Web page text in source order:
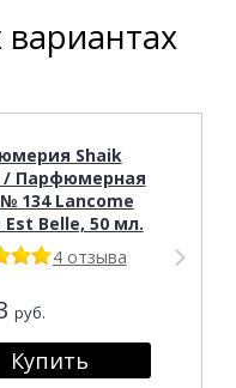
Shaik
/ Парфюмерная
134 Lancome
Est Belle, 50 мл.
4 отзыва
руб.